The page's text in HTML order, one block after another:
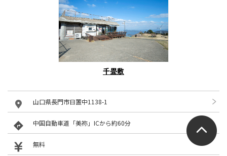
千畳敷
山口県長門市日置中1138-1
中国自動車道「美祢」ICから約60分
無料